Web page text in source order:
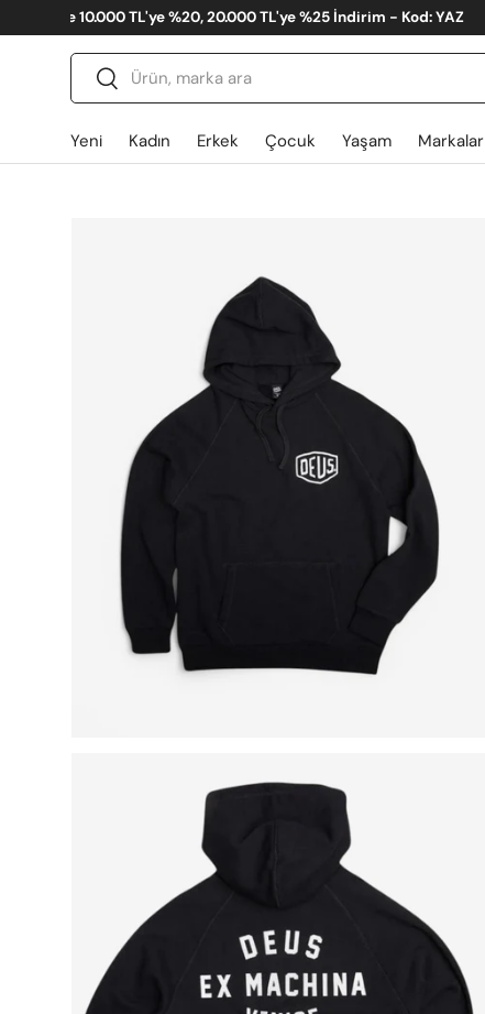
İçeriğe atla
Summer Sale %50 İndirim - Yeni Eklenen Ürünler
Ara
Gönder
Yeni Kadın Erkek Çocuk Yaşam Markalar